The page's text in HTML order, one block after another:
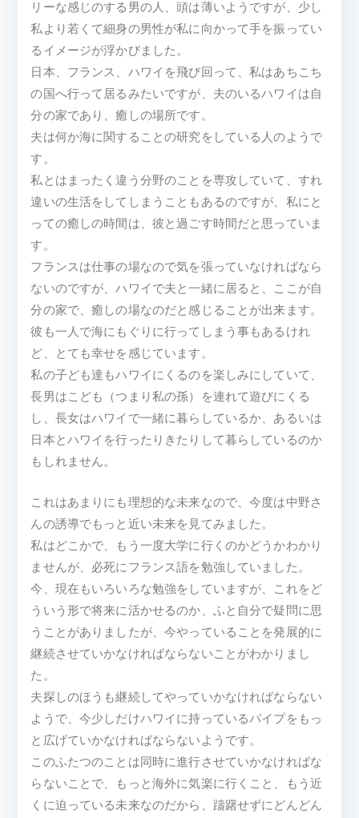
リーな感じのする男の人、頭は薄いようですが、少し
私より若くて細身の男性が私に向かって手を振ってい
るイメージが浮かびました。
日本、フランス、ハワイを飛び回って、私はあちこち
の国へ行って居るみたいですが、夫のいるハワイは自
分の家であり、癒しの場所です。
夫は何か海に関することの研究をしている人のようで
す。
私とはまったく違う分野のことを専攻していて、すれ
違いの生活をしてしまうこともあるのですが、私にと
っての癒しの時間は、彼と過ごす時間だと思っていま
す。
フランスは仕事の場なので気を張っていなければなら
ないのですが、ハワイで夫と一緒に居ると、ここが自
分の家で、癒しの場なのだと感じることが出来ます。
彼も一人で海にもぐりに行ってしまう事もあるけれ
ど、とても幸せを感じています。
私の子ども達もハワイにくるのを楽しみにしていて、
長男はこども（つまり私の孫）を連れて遊びにくる
し、長女はハワイで一緒に暮らしているか、あるいは
日本とハワイを行ったりきたりして暮らしているのか
もしれません。
これはあまりにも理想的な未来なので、今度は中野さ
んの誘導でもっと近い未来を見てみました。
私はどこかで、もう一度大学に行くのかどうかわかり
ませんが、必死にフランス語を勉強していました。
今、現在もいろいろな勉強をしていますが、これをど
ういう形で将来に活かせるのか、ふと自分で疑問に思
うことがありましたが、今やっていることを発展的に
継続させていかなければならないことがわかりまし
た。
夫探しのほうも継続してやっていかなければならない
ようで、今少しだけハワイに持っているパイプをもっ
と広げていかなければならないようです。
このふたつのことは同時に進行させていかなければな
らないことで、もっと海外に気楽に行くこと、もう近
くに迫っている未来なのだから、躊躇せずにどんどん